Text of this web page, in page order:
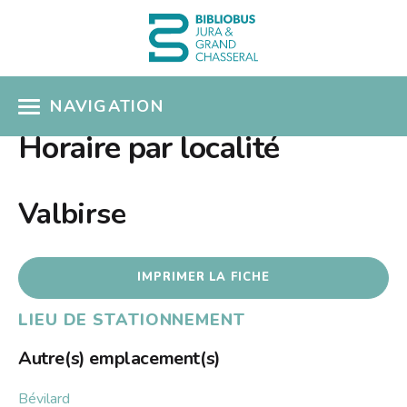
NAVIGATION
ACCÈS CATALOGUE
MON COMPTE
COLLECTIONS
Présentation
Nouveautés
Albums pour enfants
SÉLECTIONS THÉMATIQUES
EN PRATIQUE
Horaire par localité
Valbirse
IMPRIMER LA FICHE
LIEU DE STATIONNEMENT
Autre(s) emplacement(s)
Bévilard